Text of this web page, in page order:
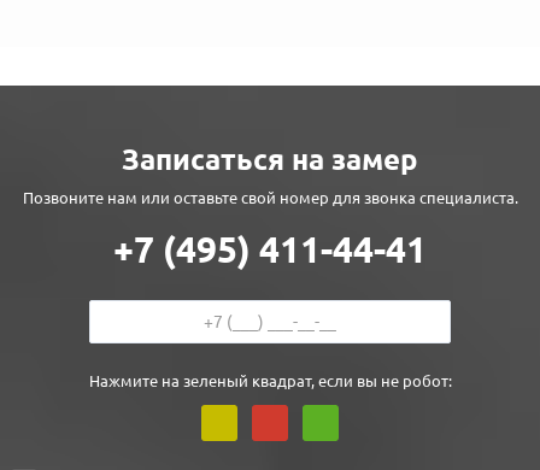
Записаться на замер
Позвоните нам или оставьте свой номер для звонка специалиста.
+7 (495) 411-44-41
Нажмите на зеленый квадрат, если вы не робот: